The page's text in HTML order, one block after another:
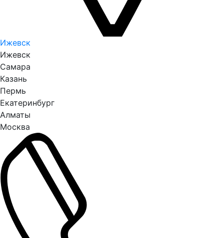
Ижевск
Ижевск
Самара
Казань
Пермь
Екатеринбург
Алматы
Москва